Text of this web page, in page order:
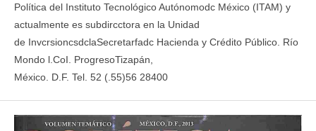
Política del Instituto Tecnológico Autónomodc México (ITAM) y
actualmente es subdircctora en la Unidad
de InvcrsioncsdclaSecretarfadc Hacienda y Crédito Público. Río
Mondo l.CoI. ProgresoTizapán,
México. D.F. Tel. 52 (.55)56 28400